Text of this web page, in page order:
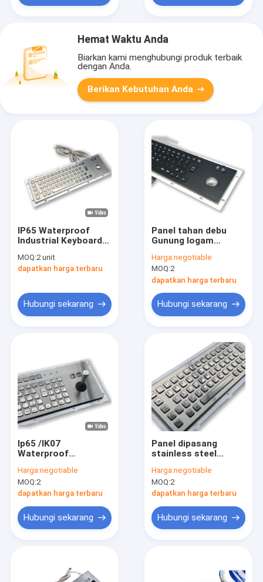
Hemat Waktu Anda
Biarkan kami menghubungi produk terbaik
dengan Anda.
Berikan Kebutuhan Anda
IP65 Waterproof
Industrial Keyboard
Vandal Proof IK07
Sensor Optik Industri
MOQ:2 unit
dapatkan harga terbaru
Hubungi sekarang
Panel tahan debu
Gunung logam
Keyboard Esay Bersih
Dengan 38mm
Trackball
Harga:negotiable
MOQ:2
dapatkan harga terbaru
Hubungi sekarang
Ip65 /IK07
Waterproof
Stainless Steel
Keyboard Dengan 8
Arah Operasi Lever
Dipasang pada -40°C
Harga:negotiable
MOQ:2
dapatkan harga terbaru
Hubungi sekarang
Panel dipasang
stainless steel
Industri Metal PC
keyboard
Harga:negotiable
MOQ:2
dapatkan harga terbaru
Hubungi sekarang